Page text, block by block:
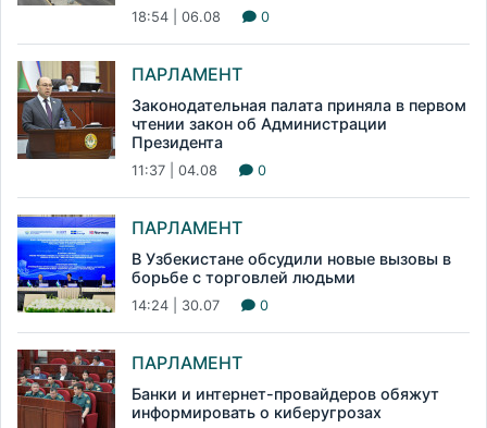
18:54 | 06.08 0
ПАРЛАМЕНТ
Законодательная палата приняла в первом
чтении закон об Администрации
Президента
11:37 | 04.08 0
ПАРЛАМЕНТ
В Узбекистане обсудили новые вызовы в
борьбе с торговлей людьми
14:24 | 30.07 0
ПАРЛАМЕНТ
Банки и интернет-провайдеров обяжут
информировать о киберугрозах